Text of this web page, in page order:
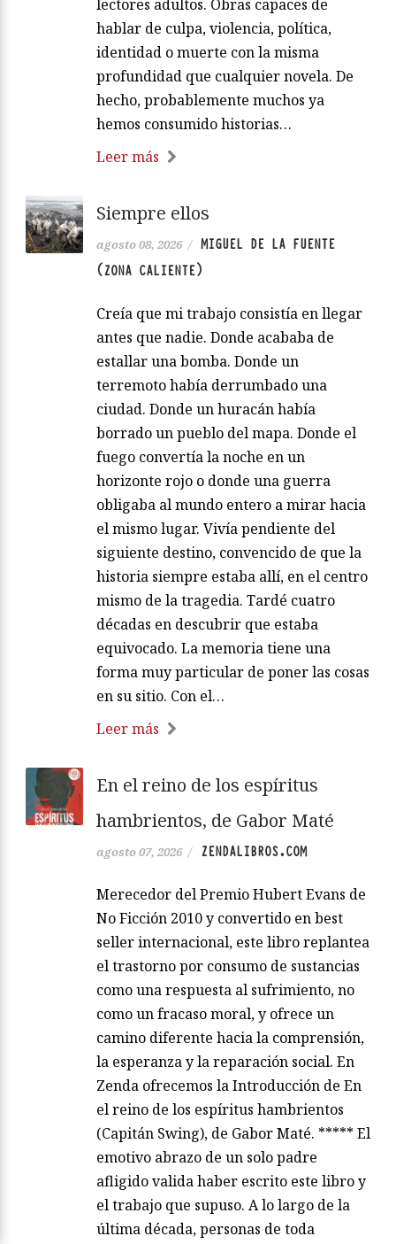
lectores adultos. Obras capaces de
hablar de culpa, violencia, política,
identidad o muerte con la misma
profundidad que cualquier novela. De
hecho, probablemente muchos ya
hemos consumido historias…
Leer más
Siempre ellos
agosto 08, 2026 / MIGUEL DE LA FUENTE
(ZONA CALIENTE)
Creía que mi trabajo consistía en llegar
antes que nadie. Donde acababa de
estallar una bomba. Donde un
terremoto había derrumbado una
ciudad. Donde un huracán había
borrado un pueblo del mapa. Donde el
fuego convertía la noche en un
horizonte rojo o donde una guerra
obligaba al mundo entero a mirar hacia
el mismo lugar. Vivía pendiente del
siguiente destino, convencido de que la
historia siempre estaba allí, en el centro
mismo de la tragedia. Tardé cuatro
décadas en descubrir que estaba
equivocado. La memoria tiene una
forma muy particular de poner las cosas
en su sitio. Con el…
Leer más
En el reino de los espíritus
hambrientos, de Gabor Maté
agosto 07, 2026 / ZENDALIBROS.COM
Merecedor del Premio Hubert Evans de
No Ficción 2010 y convertido en best
seller internacional, este libro replantea
el trastorno por consumo de sustancias
como una respuesta al sufrimiento, no
como un fracaso moral, y ofrece un
camino diferente hacia la comprensión,
la esperanza y la reparación social. En
Zenda ofrecemos la Introducción de En
el reino de los espíritus hambrientos
(Capitán Swing), de Gabor Maté. ***** El
emotivo abrazo de un solo padre
afligido valida haber escrito este libro y
el trabajo que supuso. A lo largo de la
última década, personas de toda